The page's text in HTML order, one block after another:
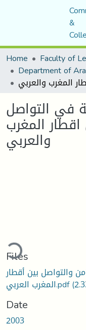
&
Home
في التواصل
المغرب
والعربي
Files
والتواصل بين أقطار
المغرب العربي.pdf
Date
2003